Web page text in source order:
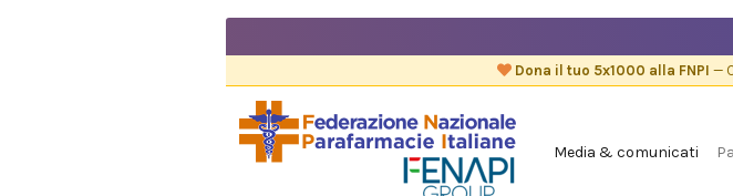
Dona il tuo 5x1000 alla FNPI —
Media & comunicati